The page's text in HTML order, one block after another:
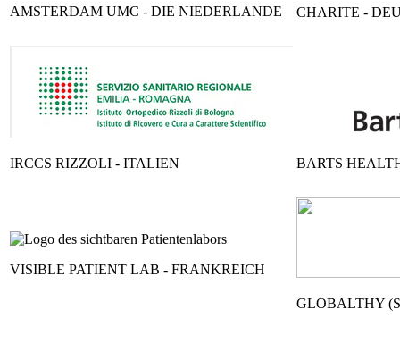
AMSTERDAM UMC - DIE NIEDERLANDE CHARITE -
IRCCS RIZZOLI - ITALIEN BARTS
VISIBLE PATIENT LAB - FRANKREICH
GLOBALTHY